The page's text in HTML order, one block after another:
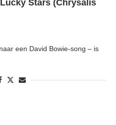
Lucky Stars (Chrysalis
een David Bowie-song – is